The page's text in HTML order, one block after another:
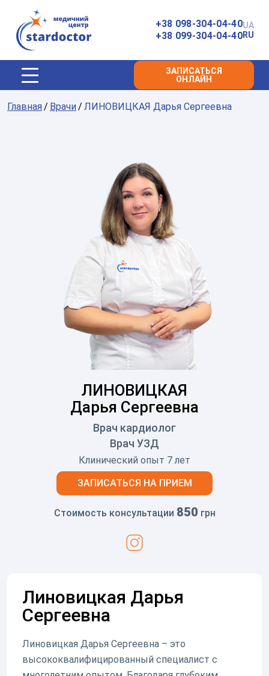
Главная
+38 098-304-04-40
+38 099-304-04-40
UA
RU
ЗАПИСАТЬСЯ
ОНЛАЙН
Главная Врачи ЛИНОВИЦКАЯ Дарья Сергеевна
ЛИНОВИЦКАЯ
Дарья Сергеевна
Врач кардиолог
Врач УЗД
Клинический опыт 7 лет
ЗАПИСАТЬСЯ НА ПРИЕМ
Стоимость консультации 850 грн
Перейти на страницу insta врач
Линовицкая Дарья
Сергеевна
Линовицкая Дарья Сергеевна – это
высококвалифицированный специалист с